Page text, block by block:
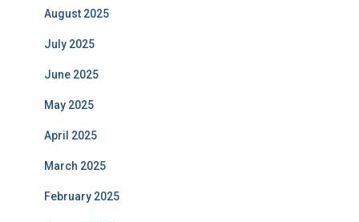
August 2025
July 2025
June 2025
May 2025
April 2025
March 2025
February 2025